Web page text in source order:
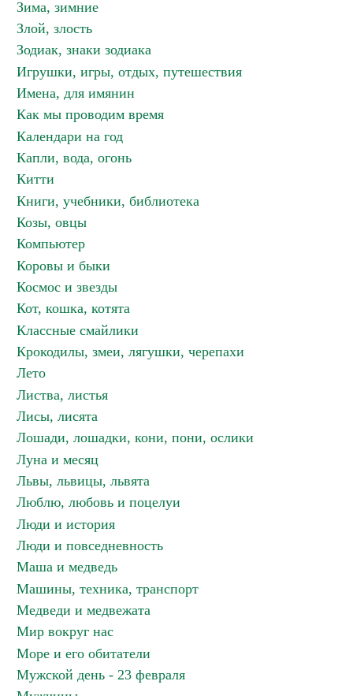
Зима, зимние
Злой, злость
Зодиак, знаки зодиака
Игрушки, игры, отдых, путешествия
Имена, для имянин
Как мы проводим время
Календари на год
Капли, вода, огонь
Китти
Книги, учебники, библиотека
Козы, овцы
Компьютер
Коровы и быки
Космос и звезды
Кот, кошка, котята
Классные смайлики
Крокодилы, змеи, лягушки, черепахи
Лето
Листва, листья
Лисы, лисята
Лошади, лошадки, кони, пони, ослики
Луна и месяц
Львы, львицы, львята
Люблю, любовь и поцелуи
Люди и история
Люди и повседневность
Маша и медведь
Машины, техника, транспорт
Медведи и медвежата
Мир вокруг нас
Море и его обитатели
Мужской день - 23 февраля